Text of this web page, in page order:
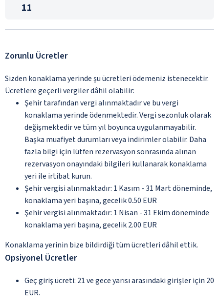
11
Zorunlu Ücretler
Sizden konaklama yerinde şu ücretleri ödemeniz istenecektir.
Ücretlere geçerli vergiler dâhil olabilir:
Şehir tarafından vergi alınmaktadır ve bu vergi
konaklama yerinde ödenmektedir. Vergi sezonluk olarak
değişmektedir ve tüm yıl boyunca uygulanmayabilir.
Başka muafiyet durumları veya indirimler olabilir. Daha
fazla bilgi için lütfen rezervasyon sonrasında alınan
rezervasyon onayındaki bilgileri kullanarak konaklama
yeri ile irtibat kurun.
Şehir vergisi alınmaktadır: 1 Kasım - 31 Mart döneminde,
konaklama yeri başına, gecelik 0.50 EUR
Şehir vergisi alınmaktadır: 1 Nisan - 31 Ekim döneminde
konaklama yeri başına, gecelik 2.00 EUR
Konaklama yerinin bize bildirdiği tüm ücretleri dâhil ettik.
Opsiyonel Ücretler
Geç giriş ücreti: 21 ve gece yarısı arasındaki girişler için 20
EUR.